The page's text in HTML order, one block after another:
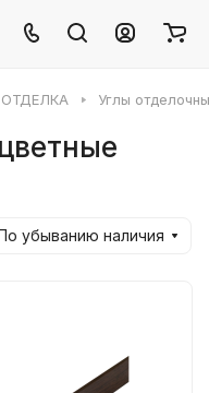
Углы
убыванию наличия